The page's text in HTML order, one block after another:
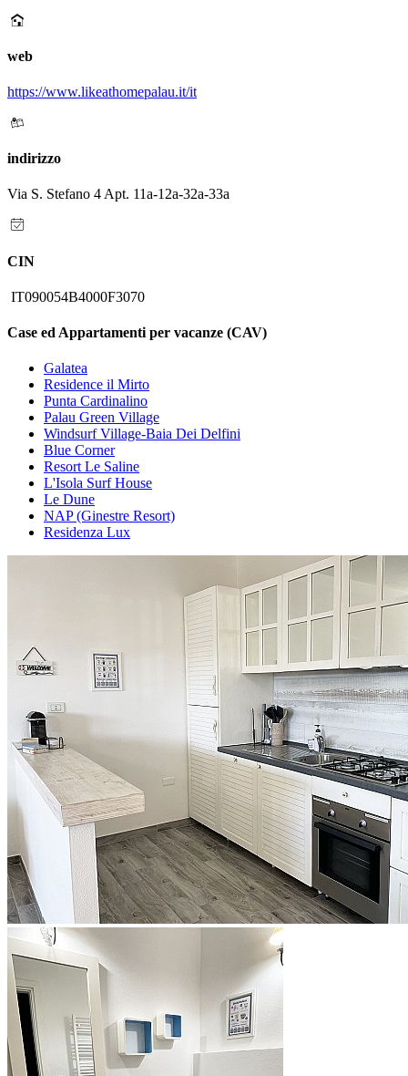
web
https://www.likeathomepalau.it/it
indirizzo
Via S. Stefano 4 Apt. 11a-12a-32a-33a
CIN
IT090054B4000F3070
Case ed Appartamenti per vacanze (CAV)
Galatea
Residence il Mirto
Punta Cardinalino
Palau Green Village
Windsurf Village-Baia Dei Delfini
Blue Corner
Resort Le Saline
L'Isola Surf House
Le Dune
NAP (Ginestre Resort)
Residenza Lux